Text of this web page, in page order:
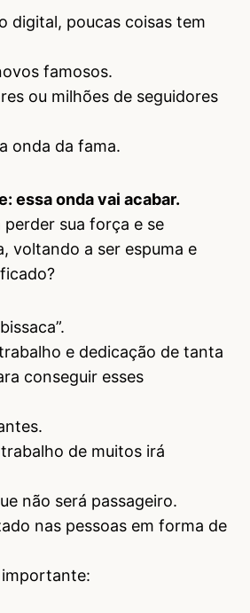
digital, poucas coisas tem
famosos.
ou milhões de seguidores
onda da fama.
essa onda vai acabar.
perder sua força e se
voltando a ser espuma e
e dedicação de tanta
conseguir esses
de muitos irá
não será passageiro.
nas pessoas em forma de
importante: